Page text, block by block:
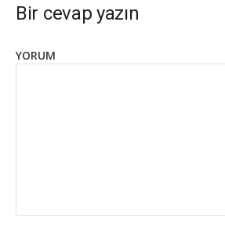
Bir cevap yazın
YORUM